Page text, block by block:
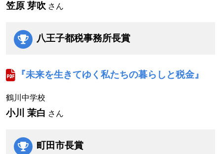
笠原 芽吹 さん
八王子都税事務所長賞
『未来を生きてゆく私たちの暮らしと税金』
鶴川中学校
小川 茉白 さん
町田市長賞